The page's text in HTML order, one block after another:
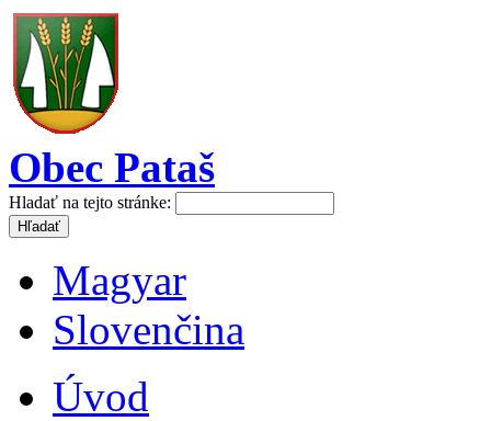
Obec Pataš
Hladať na tejto stránke:
Magyar
Slovenčina
Úvod